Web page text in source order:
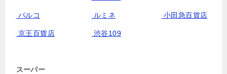
パルコ ルミネ 小田急百貨店
京王百貨店 渋谷109
スーパー